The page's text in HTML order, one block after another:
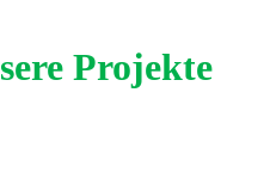
Projekte